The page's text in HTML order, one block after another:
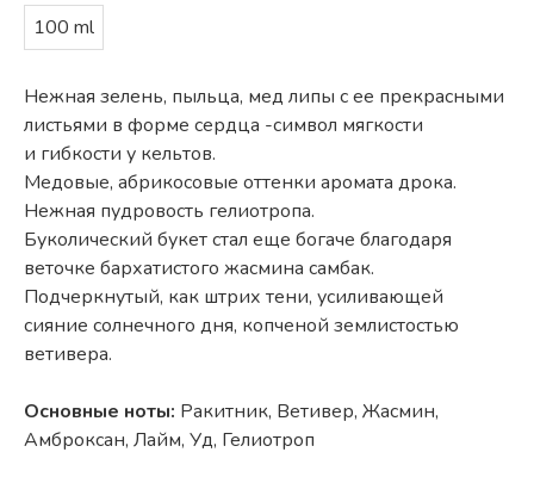
100 ml
Нежная зелень, пыльца, мед липы с ее прекрасными
листьями в форме сердца -символ мягкости
и гибкости у кельтов.
Медовые, абрикосовые оттенки аромата дрока.
Нежная пудровость гелиотропа.
Буколический букет стал еще богаче благодаря
веточке бархатистого жасмина самбак.
Подчеркнутый, как штрих тени, усиливающей
сияние солнечного дня, копченой землистостью
ветивера.
Основные ноты: Ракитник, Ветивер, Жасмин,
Амброксан, Лайм, Уд, Гелиотроп